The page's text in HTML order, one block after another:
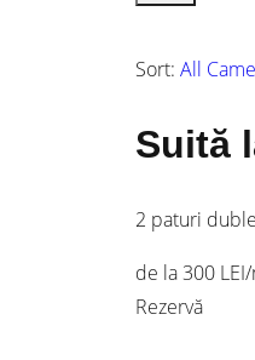
Sort: All
Suită
2 paturi duble
de la 300 LEI
Rezervă